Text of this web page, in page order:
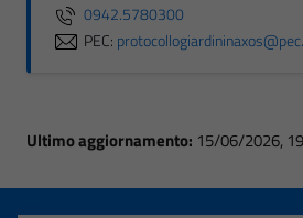
0942.5780300
PEC:
Ultimo aggiornamento: 15/06/2026,